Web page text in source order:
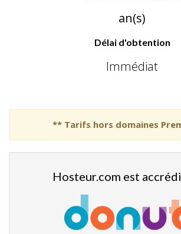
an(s)
Délai d'obtention
Immédiat
** Tarifs hors domaines
Hosteur.com est